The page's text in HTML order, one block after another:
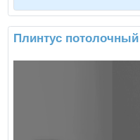
Плинтус